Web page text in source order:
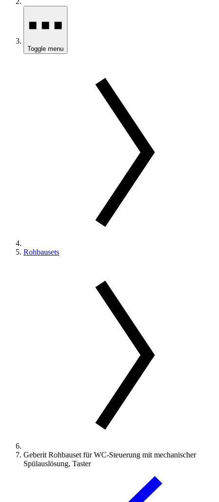
Toggle menu
Rohbausets
Geberit Rohbauset für WC-Steuerung mit mechanischer
Spülauslösung, Taster